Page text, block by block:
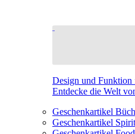
Design und Funktion
Entdecke die Welt
Geschenkartikel
Geschenkartikel